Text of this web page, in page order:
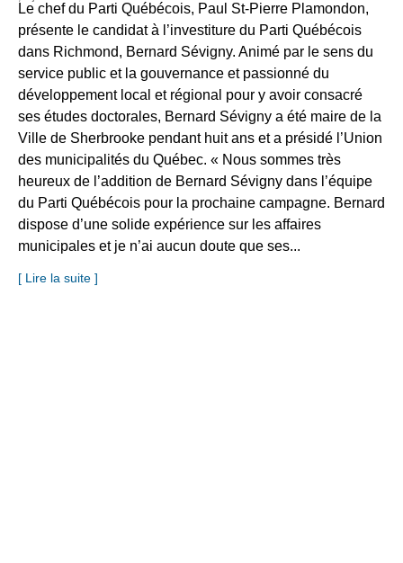
Le chef du Parti Québécois, Paul St-Pierre Plamondon,
présente le candidat à l’investiture du Parti Québécois
dans Richmond, Bernard Sévigny. Animé par le sens du
service public et la gouvernance et passionné du
développement local et régional pour y avoir consacré
ses études doctorales, Bernard Sévigny a été maire de la
Ville de Sherbrooke pendant huit ans et a présidé l’Union
des municipalités du Québec. « Nous sommes très
heureux de l’addition de Bernard Sévigny dans l’équipe
du Parti Québécois pour la prochaine campagne. Bernard
dispose d’une solide expérience sur les affaires
municipales et je n’ai aucun doute que ses...
[ Lire la suite ]